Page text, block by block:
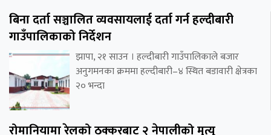
बिना दर्ता सञ्चालित व्यवसायलाई दर्ता गर्न हल्दीबारी
गाउँपालिकाको निर्देशन
झापा, २१ साउन । हल्दीबारी गाउँपालिकाले बजार
अनुगमनका क्रममा हल्दीबारी–४ स्थित बडावारी क्षेत्रका
२० भन्दा
रोमानियामा रेलको ठक्करबाट २ नेपालीको मृत्यु